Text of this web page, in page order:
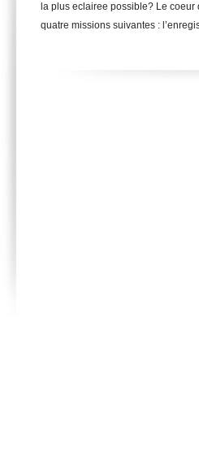
la plus eclairee possible? Le coeur
quatre missions suivantes :